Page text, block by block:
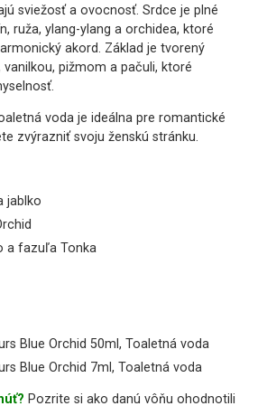
sviežosť a ovocnosť. Srdce je plné
ruža, ylang-ylang a orchidea, ktoré
akord. Základ je tvorený
pižmom a pačuli, ktoré
voda je ideálna pre romantické
zvýrazniť svoju ženskú stránku.
jablko
a fazuľa Tonka
Blue Orchid 50ml, Toaletná voda
Blue Orchid 7ml, Toaletná voda
Pozrite si ako danú vôňu ohodnotili